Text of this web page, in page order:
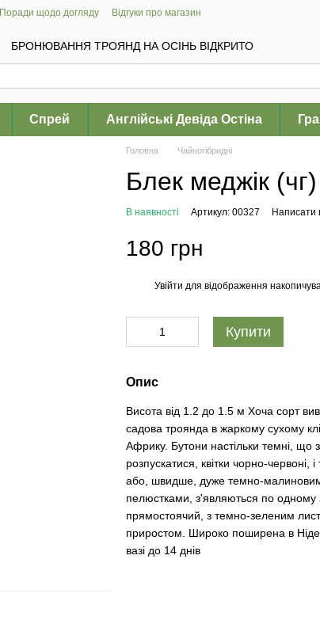
Поради щодо догляду Відгуки про магазин
БРОНЮВАННЯ ТРОЯНД НА ОСІНЬ ВІДКРИТО
Спрей Англійські Девіда Остіна
Головна Чайногібридні
Блек меджік (чг)
В наявності Артикул: 00327 Написати
180 грн
Увійти для відображення
Купити
Опис
Висота від 1.2 до 1.5 м Хоча сорт
садова троянда в жаркому сухому
Африку. Бутони настільки темні,
розпускатися, квітки чорно-
або, швидше, дуже темно-малиновими.
пелюстками, з'являються по одному
прямостоячий, з темно-зеленим
приростом. Широко поширена в
вазі до 14 днів